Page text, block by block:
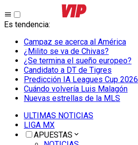
Es tendencia:
Campaz se acerca al América
¿Milito se va de Chivas?
¿Se termina el sueño europeo?
Candidato a DT de Tigres
Predicción IA Leagues Cup 2026
Cuándo volvería Luis Malagón
Nuevas estrellas de la MLS
ULTIMAS NOTICIAS
LIGA MX
APUESTAS